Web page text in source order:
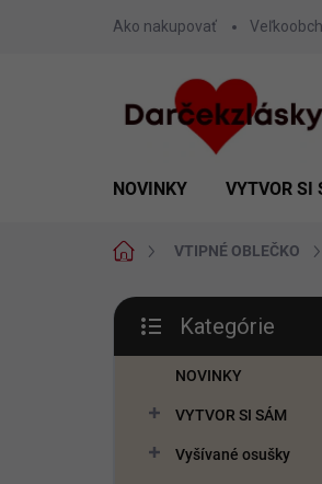
Ako nakupovať
NOVINKY VYTVOR SI
DomovVTIPNÉ OBLEČKO
B
č
kategórie
Kategórie
NOVINKY
VYTVOR SI SÁM
Vyšívané osušky